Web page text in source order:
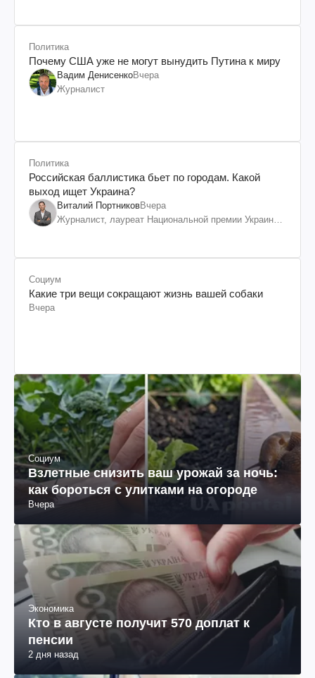
Политика
Почему США уже не могут вынудить Путина к миру
Вадим ДенисенкоВчера
Журналист
Политика
Российская баллистика бьет по городам. Какой
выход ищет Украина?
Виталий ПортниковВчера
Журналист, лауреат Национальной премии Украины
Социум
Какие три вещи сокращают жизнь вашей собаки
Вчера
Социум
Взлетные снизить ваш урожай за ночь:
как бороться с улитками на огороде
Вчера
Экономика
Кто в августе получит 570 доплат к
пенсии
2 дня назад